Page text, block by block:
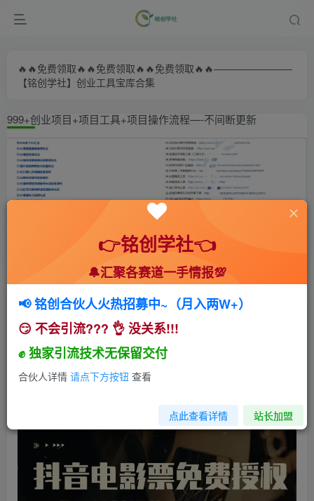
🔥🔥免费领取🔥🔥免费领取🔥🔥免费领取🔥🔥————————
【铭创学社】创业工具宝库合集
999+创业项目+项目工具+项目操作流程—-不间断更新
首页 🍻会员专享 🆓网创项目 正文
抖音电影票免费授权，需求大简单操作，月入
12000+（教程+素材打包）
小助手
249 11
👉铭创学社👈
🔔汇聚各赛道一手情报💯
📢 铭创合伙人火热招募中~（月入两W+）
😏 不会引流??? 👌 没关系!!!
✊ 独家引流技术无保留交付
合伙人详情 请点下方按钮 查看
点此查看详情 站长加盟